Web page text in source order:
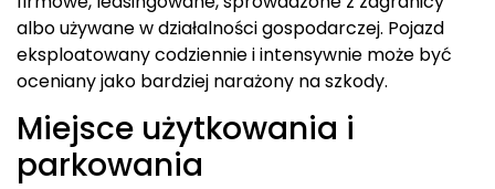
albo używane w działalności gospodarczej. Pojazd
eksploatowany codziennie i intensywnie może być
oceniany jako bardziej narażony na szkody.
Miejsce użytkowania i
parkowania